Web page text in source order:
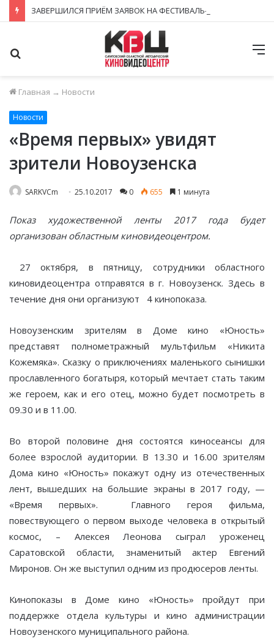
Главная → Новости
Новости
«Время первых» увидят
зрители Новоузенска
SARKVCm 25.10.2017 0 655 1 минута
Показ художественной ленты 2017 года будет
организован областным киновидеоцентром.
27 октября, в пятницу, сотрудники областного
киновидеоцентра отправятся в г. Новоузенск. Здесь в
течение дня они организуют 4 кинопоказа.
Новоузенским зрителям в Доме кино «Юность»
представят полнометражный мультфильм «Никита
Кожемяка». Сказку о приключениях маленького сынишки
прославленного богатыря, который мечтает стать таким
же героем, как и его отец, можно будет посмотреть в
09.30 и в 11.00.
Во второй половине дня состоятся киносеансы для
более взрослой аудитории. В 13.30 и 16.00 зрителям
Дома кино «Юность» покажут одну из отечественных
лент, вышедших на большие экраны в 2017 году, —
«Время первых». Главного героя фильма,
повествующего о первом выходе человека в открытый
космос, – Алексея Леонова сыграл уроженец
Саратовской области, знаменитый актер Евгений
Миронов. Он же выступил одним из продюсеров ленты.
Кинопоказы в Доме кино «Юность» пройдут при
поддержке отдела культуры и кино администрации
Новоузенского муниципального района.